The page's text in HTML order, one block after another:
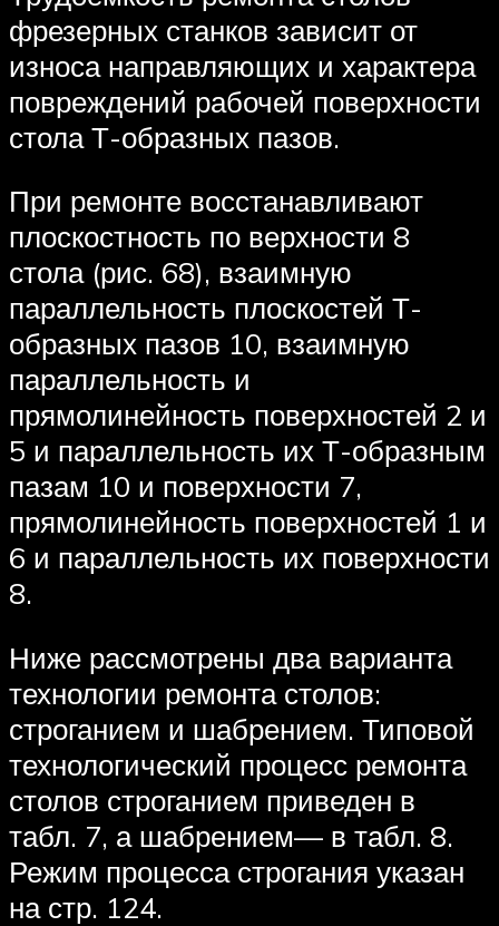
фрезерных станков зависит от
износа направляющих и характера
повреждений рабочей поверхности
стола Т-образных пазов.
При ремонте восстанавливают
плоскостность по верхности 8
стола (рис. 68), взаимную
параллельность плоскостей Т-
образных пазов 10, взаимную
параллельность и
прямолинейность поверхностей 2 и
5 и параллельность их Т-образным
пазам 10 и поверхности 7,
прямолинейность поверхностей 1 и
6 и параллельность их поверхности
8.
Ниже рассмотрены два варианта
технологии ремонта столов:
строганием и шабрением. Типовой
технологический процесс ремонта
столов строганием приведен в
табл. 7, а шабрением— в табл. 8.
Режим процесса строгания указан
на стр. 124.